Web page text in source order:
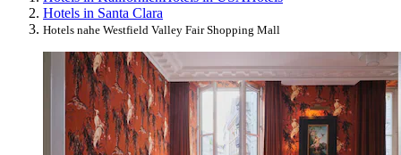
Hotels in Santa Clara
Hotels nahe Westfield Valley Fair Shopping Mall